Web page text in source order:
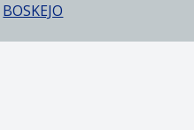
BOSKEJO